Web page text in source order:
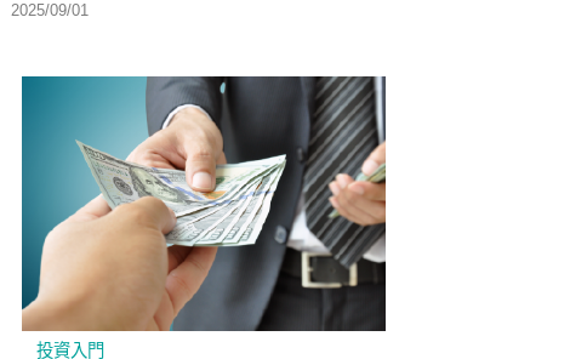
2025/09/01
投資入門